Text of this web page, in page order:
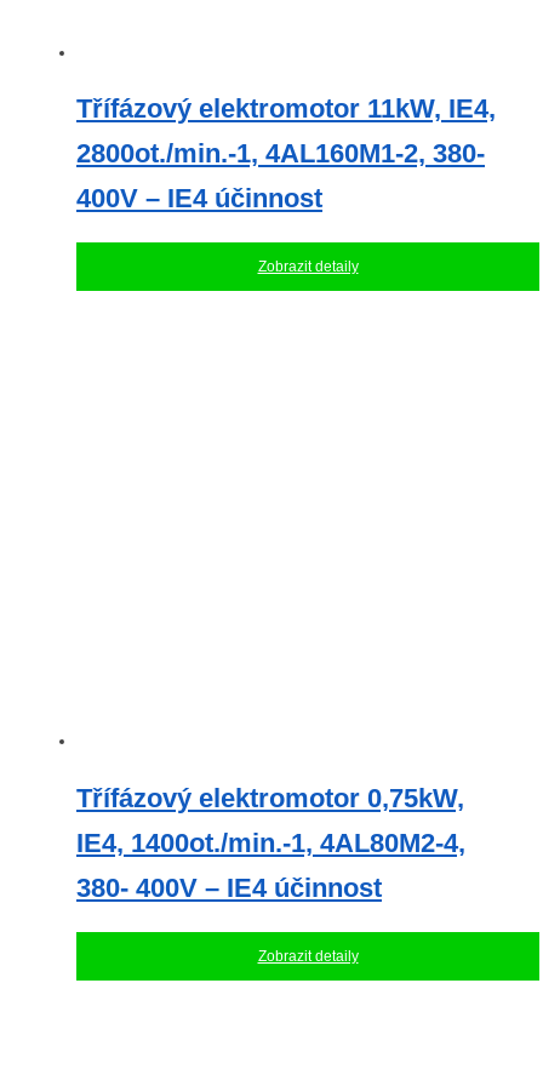
Třífázový elektromotor 11kW, IE4,
2800ot./min.-1, 4AL160M1-2, 380-
400V – IE4 účinnost
Zobrazit detaily
Třífázový elektromotor 0,75kW,
IE4, 1400ot./min.-1, 4AL80M2-4,
380- 400V – IE4 účinnost
Zobrazit detaily